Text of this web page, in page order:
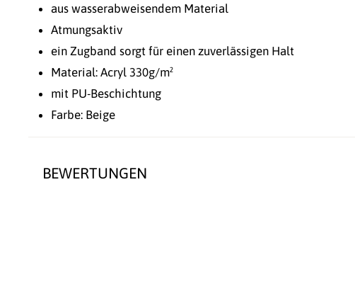
aus wasserabweisendem Material
Atmungsaktiv
ein Zugband sorgt für einen zuverlässigen Halt
Material: Acryl 330g/m²
mit PU-Beschichtung
Farbe: Beige
BEWERTUNGEN